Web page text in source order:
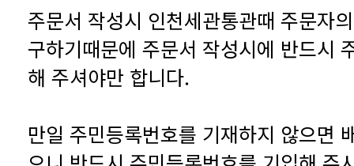
해 주셔야만 합니다.